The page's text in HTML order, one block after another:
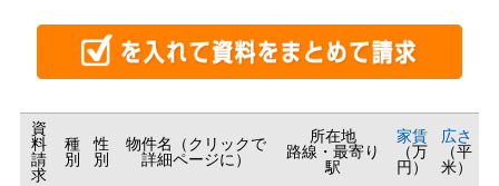
資
料
請
求
種
別
性
別
物件名（クリックで
詳細ページに）
所在地
路線・最寄り
駅
家賃
（万
円）
広さ
（平
米）